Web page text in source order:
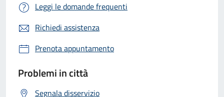
Leggi le domande frequenti
Richiedi assistenza
Prenota appuntamento
Problemi in città
Segnala disservizio